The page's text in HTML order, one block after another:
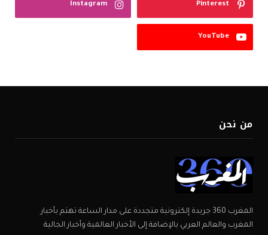
Pinterest
Instagram
YouTube
من نحن
المغرب 360 جريدة إلكترونية متجددة على مدار الساعة تهتم بأخبار
المغرب والعالم العربي بالإضافة إلى الأخبار العالمية وأخبار الجالية